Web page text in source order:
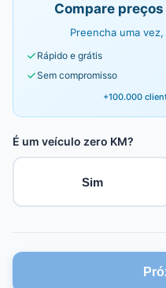
Compare
Preencha uma
Rápido e grátis
Sem compromisso
+100.000
É um veículo zero KM?
Sim